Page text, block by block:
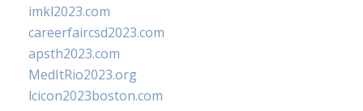
imkl2023.com
careerfaircsd2023.com
apsth2023.com
MedItRio2023.org
lcicon2023boston.com